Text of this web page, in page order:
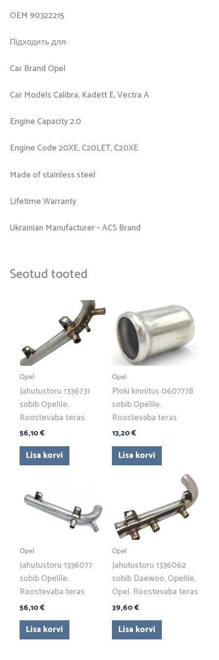
OEM 90322215
Підходить для:
Car Brand Opel
Car Models Calibra, Kadett E, Vectra A
Engine Capacity 2.0
Engine Code 20XE, C20LET, C20XE
Made of stainless steel
Lifetime Warranty
Ukrainian Manufacturer – ACS Brand
Seotud tooted
Opel
Jahutustoru 1336731
sobib Opelile.
Roostevaba teras
56,10€
Lisa korvi
Opel
Ploki kinnitus 0607778
sobib Opelile.
Roostevaba teras
13,20€
Lisa korvi
Opel
Jahutustoru 1336077
sobib Opelile.
Roostevaba teras
56,10€
Lisa korvi
Opel
Jahutustoru 1336062
sobib Daewoo, Opelile,
Opel. Roostevaba teras
39,60€
Lisa korvi